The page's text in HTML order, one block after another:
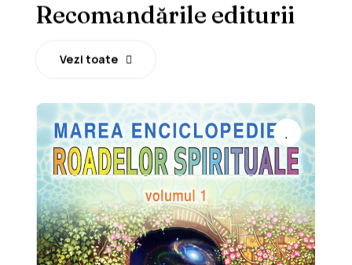
Recomandările editurii
Vezi toate